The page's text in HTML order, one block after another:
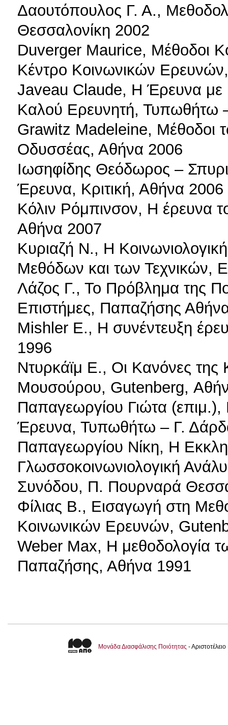
Δαουτόπουλος Γ. Α.,
Θεσσαλονίκη 2002
Duverger Maurice, Μέθοδοι
Κέντρο Κοινωνικών
Javeau Claude, Η Έρευνα με
Καλού Ερευνητή, Τυπωθήτω
Grawitz Madeleine, Μέθοδοι
Οδυσσέας, Αθήνα 2006
Ιωσηφίδης Θεόδωρος –
Έρευνα, Κριτική, Αθήνα 2006
Κόλιν Ρόμπινσον, Η έρευνα
Αθήνα 2007
Κυριαζή Ν., Η
Μεθόδων και των Τεχνικών,
Λάζος Γ., Το Πρόβλημα της
Επιστήμες, Παπαζήσης
Mishler E., Η συνέντευξη
1996
Ντυρκάϊμ Ε., Οι Κανόνες της
Μουσούρου, Gutenberg,
Παπαγεωργίου Γιώτα (επιμ.),
Έρευνα, Τυπωθήτω – Γ.
Παπαγεωργίου Νίκη, Η
Γλωσσοκοινωνιολογική
Συνόδου, Π. Πουρναρά
Φίλιας Β., Εισαγωγή στη
Κοινωνικών Ερευνών,
Weber Max, Η μεθοδολογία
Παπαζήσης, Αθήνα 1991
Μονάδα Διασφάλισης Ποιότητας -